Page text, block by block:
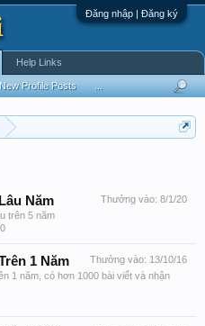
Đăng nhập | Đăng ký
Thưởng vào: 8/1/20
Năm
trên 5 năm
Thưởng vào: 13/10/16
1 Năm
1 năm, có hơn 1000 bài viết và nhận
New Profile Posts
Help Links